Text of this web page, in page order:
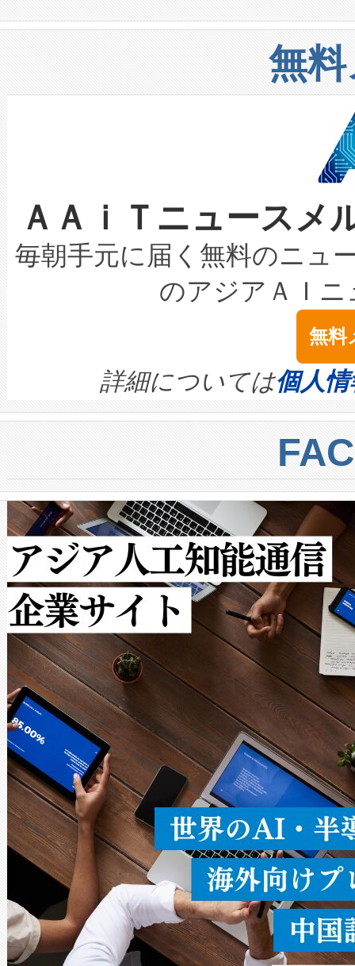
構造化トレーニングカリキュ
上げおよび商用化段階におけ
設備整備および立ち上げ調整
加組織は、Enzeneのバイオ
選定された製品について、自
取得できる可能性もあります
設には、3億～4億ドルかか
最高経営責任者（CEO）であ
す。「当社のfully-connected
ームを利用すれば、6,000万
きます。この効率性は、フェ
安全性を追跡し、確保する事
増加しているデータセンター
る電力網に大きな負担をかけ
事業者の負担軽減という課題
系統連系を迅速にし、ピーク
限を超えて利用可能な電力容
持できるよう貢献します。こ
ービスレベル契約（SLA）違
テリー性能の劣化によるダウ
念は、現在データセンターが
ます。 Voltaiq provides a
quality and reliability for AI
BESS stack to ensure battery
centers. Voltaiqは、ai&のAI
からシステム統合、試運転、
クルの各段階のデータを監視
[…]
や穀物倉庫におけるバルク材
リューション「Avia 2」を発
したAvia 2は、1,000メート
狭視野のFOVを切り替えるこ
ケーブル、枝などの細かな対
なレーザースポットにより、
な環境下でも豊かなディテー
キロメートル範囲を検出
LiDAR for Inspections,
は1535 nmレーザーを搭載。
イズの小径化を実現すること
す。ノーマルモードでは、
ートル先まで検出でき、これ
トに対して約600メートルに
では、反射率10％のターゲッ
で向上し、最大検知距離は
ットだけで最大1キロメート
ルの変電所周囲を監視でき、
作業と点群処理を簡素化でき
Avia 2は、2種類のFOVオプシ
× 80°のノーマルモード、長
ードを切り替えて使用するこ
ることなく、単一のデバイス
うにします。遠距離まで届く
密度なスキャ […]
無
ＡＡｉＴニュース
毎朝手元に届く無料のニュ
のアジアＡＩ
無料
詳細については個人